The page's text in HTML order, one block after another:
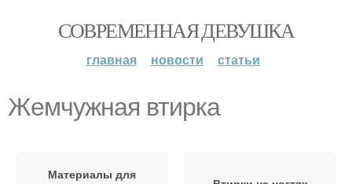
СОВРЕМЕННАЯ ДЕВУШКА
главная новости статьи
Жемчужная втирка
Материалы для